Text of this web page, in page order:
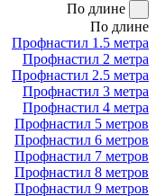
По длине
По длине
Профнастил 1.5 метра
Профнастил 2 метра
Профнастил 2.5 метра
Профнастил 3 метра
Профнастил 4 метра
Профнастил 5 метров
Профнастил 6 метров
Профнастил 7 метров
Профнастил 8 метров
Профнастил 9 метров